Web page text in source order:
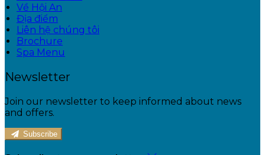
Về Hội An
Địa điểm
Liên hệ chúng tôi
Brochure
Spa Menu
Newsletter
Join our newsletter to keep informed about news
and offers.
Subscribe